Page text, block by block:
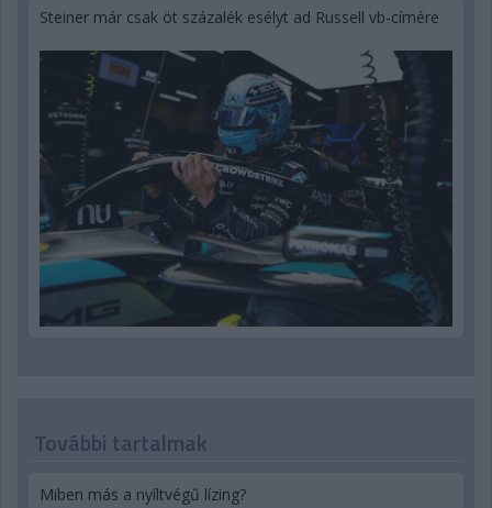
Steiner már csak öt százalék esélyt ad Russell vb-címére
További tartalmak
Miben más a nyíltvégű lízing?